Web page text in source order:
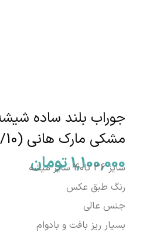
جوراب بلند ساده
مشکی مارک هانی (1/10) (12جفتی)
1,100,000تومان
سایز 36 تا40 سایز میشه
رنگ طبق عکس
جنس عالی
بسیار ریز بافت و بادوام